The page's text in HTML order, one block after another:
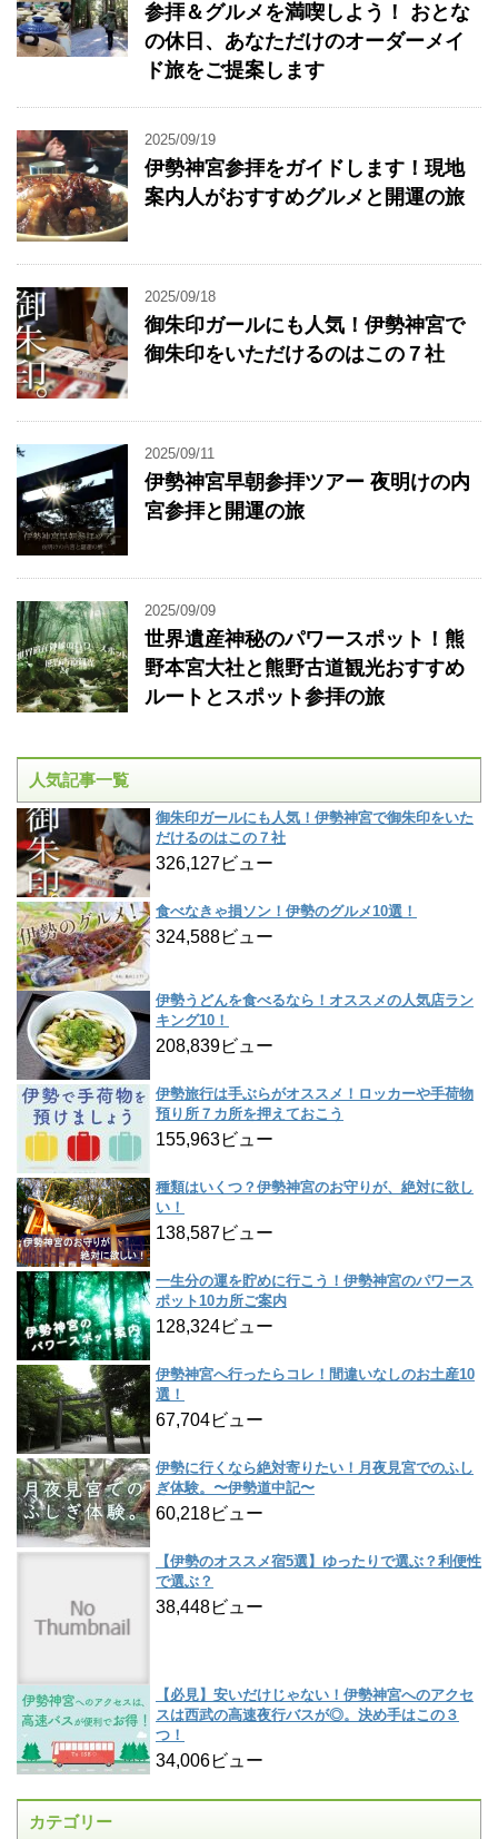
参拝＆グルメを満喫しよう！ おとな
の休日、あなただけのオーダーメイ
ド旅をご提案します
2025/09/19
伊勢神宮参拝をガイドします！現地
案内人がおすすめグルメと開運の旅
2025/09/18
御朱印ガールにも人気！伊勢神宮で
御朱印をいただけるのはこの７社
2025/09/11
伊勢神宮早朝参拝ツアー 夜明けの内
宮参拝と開運の旅
2025/09/09
世界遺産神秘のパワースポット！熊
野本宮大社と熊野古道観光おすすめ
ルートとスポット参拝の旅
人気記事一覧
御朱印ガールにも人気！伊勢神宮で御朱印をいた
だけるのはこの７社
326,127ビュー
食べなきゃ損ソン！伊勢のグルメ10選！
324,588ビュー
伊勢うどんを食べるなら！オススメの人気店ラン
キング10！
208,839ビュー
伊勢旅行は手ぶらがオススメ！ロッカーや手荷物
預り所７カ所を押えておこう
155,963ビュー
種類はいくつ？伊勢神宮のお守りが、絶対に欲し
い！
138,587ビュー
一生分の運を貯めに行こう！伊勢神宮のパワース
ポット10カ所ご案内
128,324ビュー
伊勢神宮へ行ったらコレ！間違いなしのお土産10
選！
67,704ビュー
伊勢に行くなら絶対寄りたい！月夜見宮でのふし
ぎ体験。〜伊勢道中記〜
60,218ビュー
【伊勢のオススメ宿5選】ゆったりで選ぶ？利便性
で選ぶ？
38,448ビュー
【必見】安いだけじゃない！伊勢神宮へのアクセ
スは西武の高速夜行バスが◎。決め手はこの３
つ！
34,006ビュー
カテゴリー